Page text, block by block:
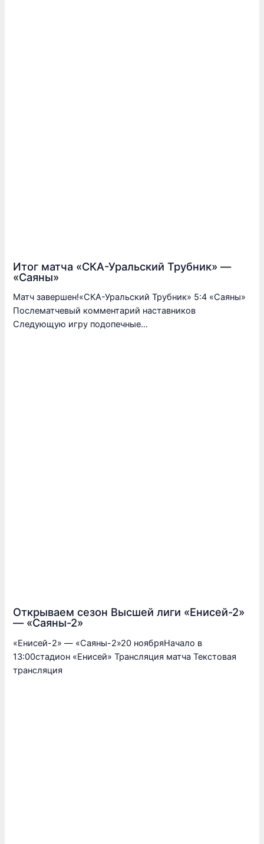
Итог матча «СКА-Уральский Трубник» —
«Саяны»
Матч завершен!«СКА-Уральский Трубник» 5:4 «Саяны»
Послематчевый комментарий наставников
Следующую игру подопечные…
Открываем сезон Высшей лиги «Енисей-2»
— «Саяны-2»
«Енисей-2» — «Саяны-2»20 ноябряНачало в
13:00стадион «Енисей» Трансляция матча Текстовая
трансляция